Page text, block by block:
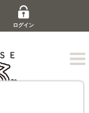
ログイン